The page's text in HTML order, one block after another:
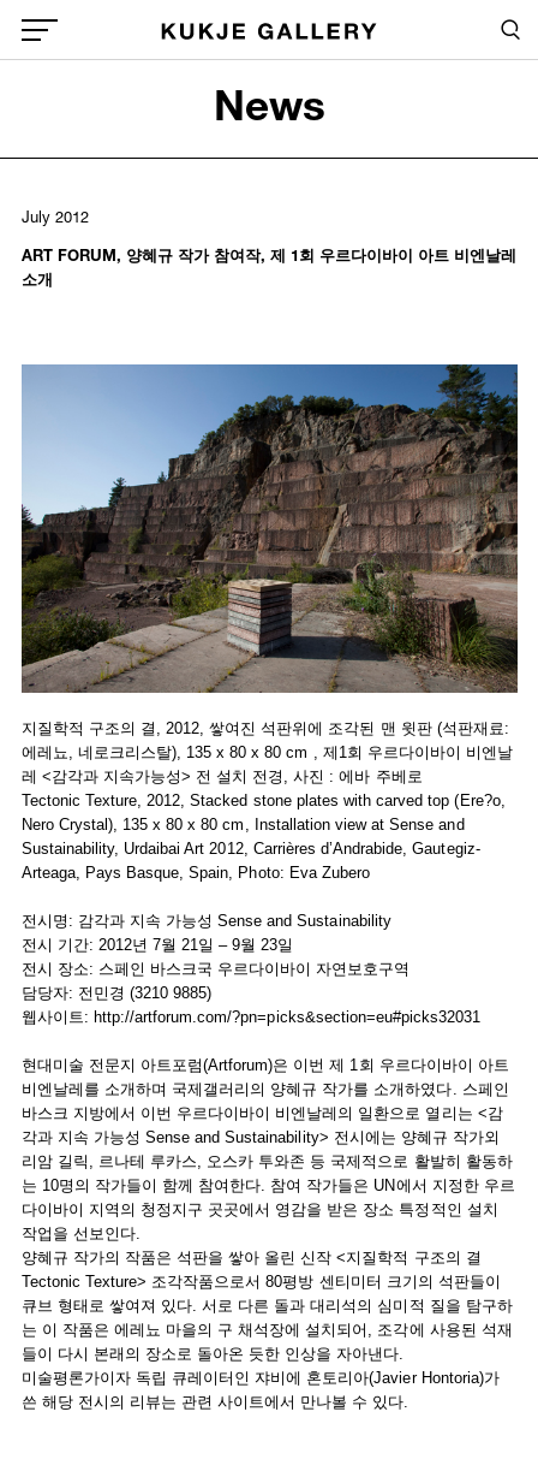
Skip to main content
Global Menu Open Button
News
July 2012
ART FORUM, 양혜규 작가 참여작, 제 1회 우르다이바이 아트 비엔날레
소개
지질학적 구조의 결, 2012, 쌓여진 석판위에 조각된 맨 윗판 (석판재료:
에레뇨, 네로크리스탈), 135 x 80 x 80 cm , 제1회 우르다이바이 비엔날
레 <감각과 지속가능성> 전 설치 전경, 사진 : 에바 주베로
Tectonic Texture, 2012, Stacked stone plates with carved top (Ere?o,
Nero Crystal), 135 x 80 x 80 cm, Installation view at Sense and
Sustainability, Urdaibai Art 2012, Carrières d’Andrabide, Gautegiz-
Arteaga, Pays Basque, Spain, Photo: Eva Zubero
전시명: 감각과 지속 가능성 Sense and Sustainability
전시 기간: 2012년 7월 21일 – 9월 23일
전시 장소: 스페인 바스크국 우르다이바이 자연보호구역
담당자: 전민경 (3210 9885)
웹사이트: http://artforum.com/?pn=picks&section=eu#picks32031
현대미술 전문지 아트포럼(Artforum)은 이번 제 1회 우르다이바이 아트
비엔날레를 소개하며 국제갤러리의 양혜규 작가를 소개하였다. 스페인
바스크 지방에서 이번 우르다이바이 비엔날레의 일환으로 열리는 <감
각과 지속 가능성 Sense and Sustainability> 전시에는 양혜규 작가외
리암 길릭, 르나테 루카스, 오스카 투와존 등 국제적으로 활발히 활동하
는 10명의 작가들이 함께 참여한다. 참여 작가들은 UN에서 지정한 우르
다이바이 지역의 청정지구 곳곳에서 영감을 받은 장소 특정적인 설치
작업을 선보인다.
양혜규 작가의 작품은 석판을 쌓아 올린 신작 <지질학적 구조의 결
Tectonic Texture> 조각작품으로서 80평방 센티미터 크기의 석판들이
큐브 형태로 쌓여져 있다. 서로 다른 돌과 대리석의 심미적 질을 탐구하
는 이 작품은 에레뇨 마을의 구 채석장에 설치되어, 조각에 사용된 석재
들이 다시 본래의 장소로 돌아온 듯한 인상을 자아낸다.
미술평론가이자 독립 큐레이터인 쟈비에 혼토리아(Javier Hontoria)가
쓴 해당 전시의 리뷰는 관련 사이트에서 만나볼 수 있다.